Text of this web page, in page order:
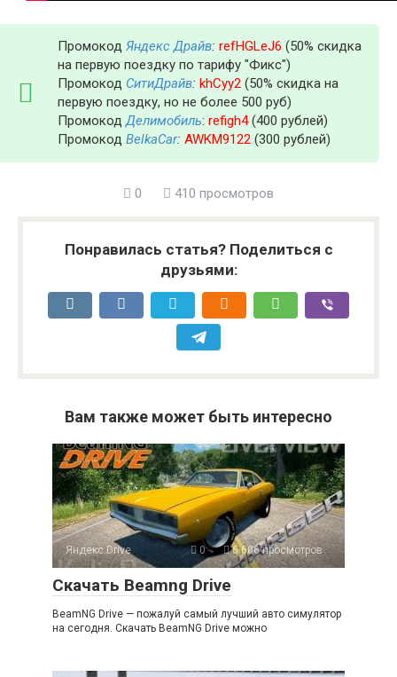
Промокод Яндекс Драйв: refHGLeJ6 (50% скидка
на первую поездку по тарифу "Фикс")
Промокод СитиДрайв: khCyy2 (50% скидка на
первую поездку, но не более 500 руб)
ПромокодДелимобиль: refigh4(400 рублей)
Промокод BelkaCar: AWKM9122 (300 рублей)
0 410 просмотров
Понравилась статья? Поделиться с
друзьями:
Вам также может быть интересно
Яндекс.Drive 0 6 606 просмотров
Скачать Beamng Drive
BeamNG Drive — пожалуй самый лучший авто симулятор
на сегодня. Скачать BeamNG Drive можно